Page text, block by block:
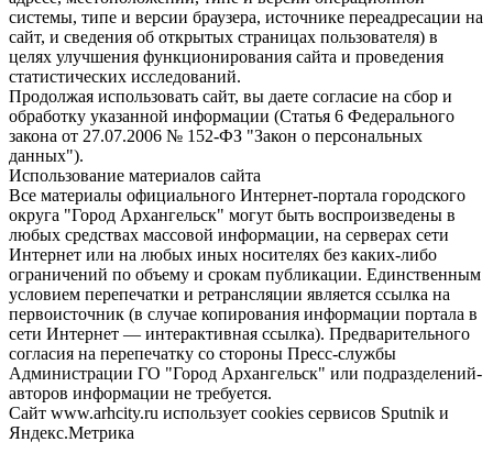
системы, типе и версии браузера, источнике переадресации на
сайт, и сведения об открытых страницах пользователя) в
целях улучшения функционирования сайта и проведения
статистических исследований.
Продолжая использовать сайт, вы даете согласие на сбор и
обработку указанной информации (Статья 6 Федерального
закона от 27.07.2006 № 152-ФЗ "Закон о персональных
данных").
Использование материалов сайта
Все материалы официального Интернет-портала городского
округа "Город Архангельск" могут быть воспроизведены в
любых средствах массовой информации, на серверах сети
Интернет или на любых иных носителях без каких-либо
ограничений по объему и срокам публикации. Единственным
условием перепечатки и ретрансляции является ссылка на
первоисточник (в случае копирования информации портала в
сети Интернет — интерактивная ссылка). Предварительного
согласия на перепечатку со стороны Пресс-службы
Администрации ГО "Город Архангельск" или подразделений-
авторов информации не требуется.
Сайт www.arhcity.ru использует cookies сервисов Sputnik и
Яндекс.Метрика